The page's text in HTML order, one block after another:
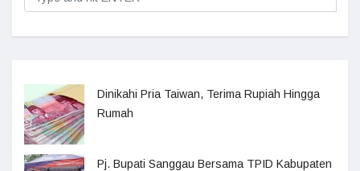
Dinikahi Pria Taiwan, Terima Rupiah Hingga
Rumah
Pj. Bupati Sanggau Bersama TPID Kabupaten